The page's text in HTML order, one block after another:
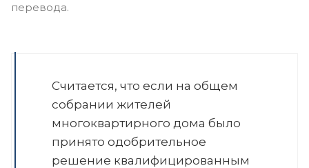
перевода.
Считается, что если на общем
собрании жителей
многоквартирного дома было
принято одобрительное
решение квалифицированным